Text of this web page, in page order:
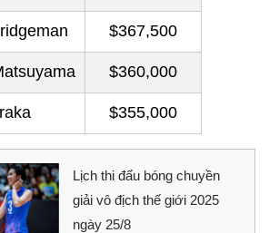
$367,500
$360,000
$355,000
Lịch thi đấu bóng chuyền
giải vô địch thế giới 2025
ngày 25/8